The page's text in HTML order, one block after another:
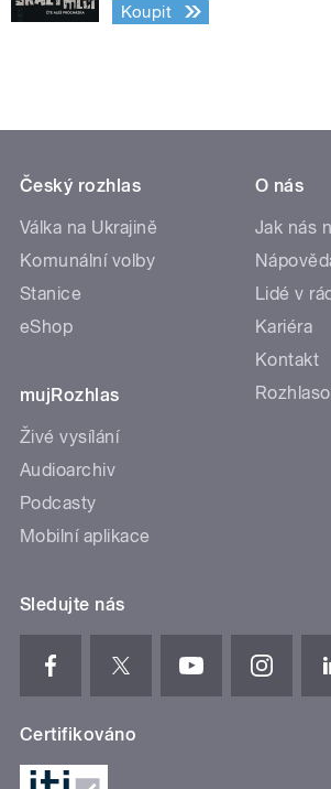
Koupit
Český rozhlas
Válka na Ukrajině
Komunální volby
Stanice
eShop
mujRozhlas
Živé vysílání
Audioarchiv
Podcasty
Mobilní aplikace
O nás
Jak nás
Lidé v
Kariéra
Kontakt
Sledujte nás
Certifikováno